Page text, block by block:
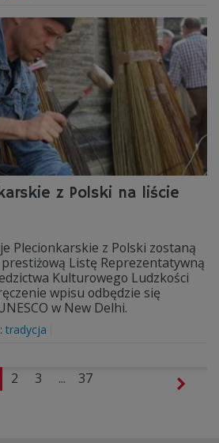
z Polski na liście
Plecionkarskie z Polski zostaną
Listę Reprezentatywną
Kulturowego Ludzkości
wpisu odbędzie się
w New Delhi.
tradycja
2 3 ... 37